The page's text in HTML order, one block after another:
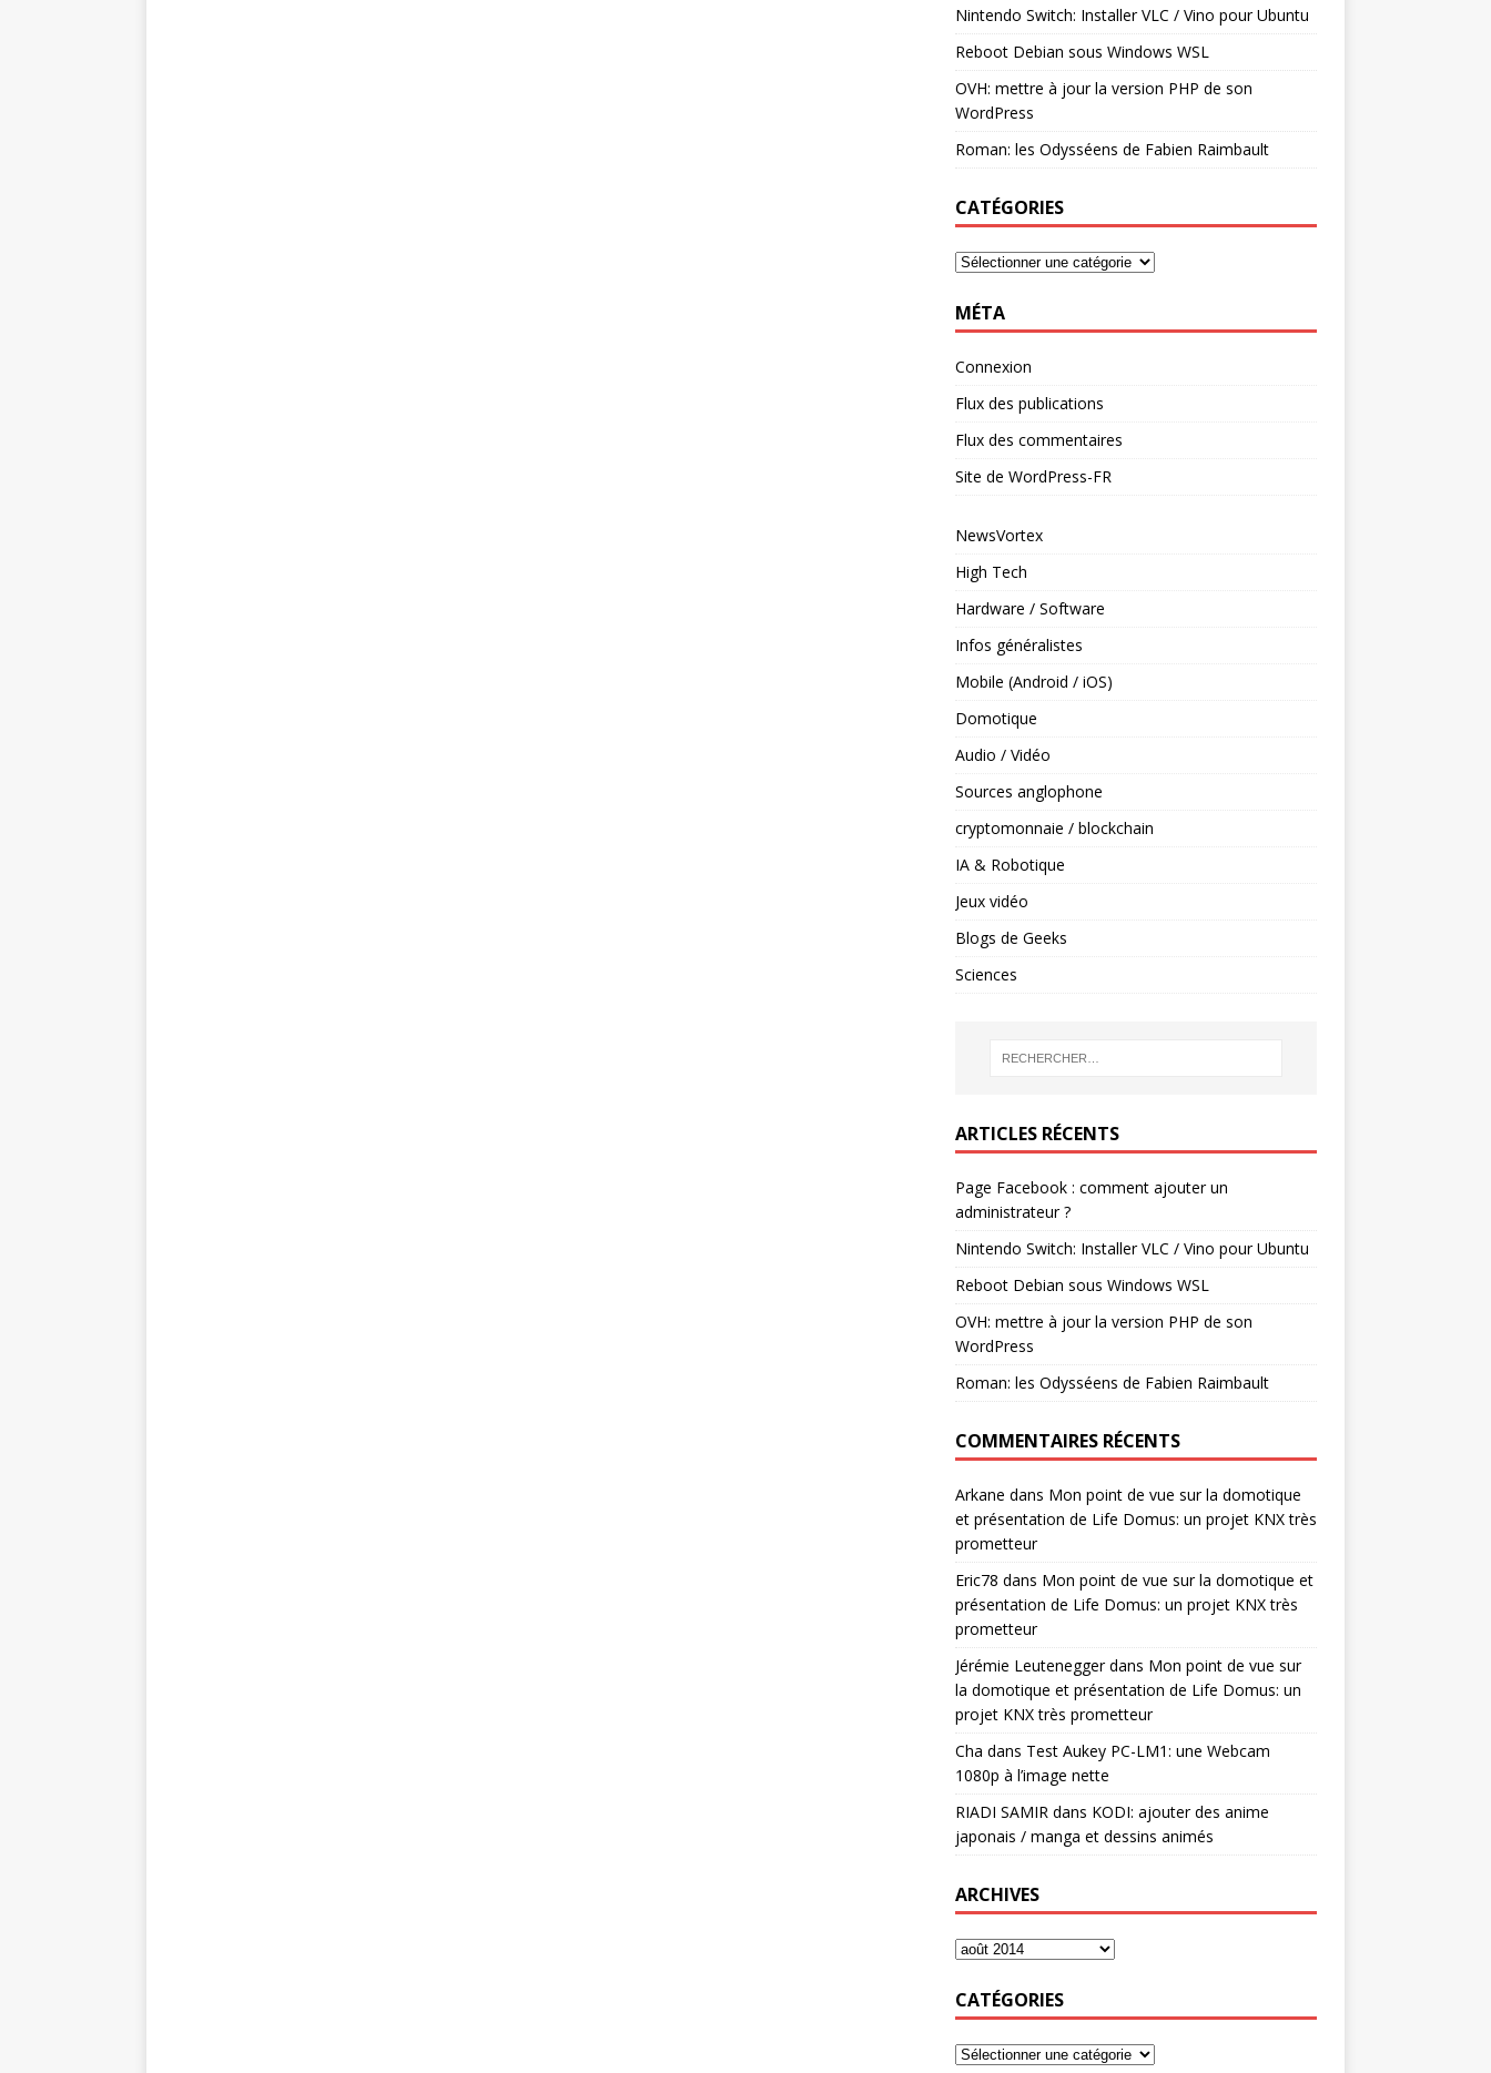
Nintendo Switch: Installer VLC / Vino pour Ubuntu
Reboot Debian sous Windows WSL
OVH: mettre à jour la version PHP de son
WordPress
Roman: les Odysséens de Fabien Raimbault
CATÉGORIES
MÉTA
Connexion
Flux des publications
Flux des commentaires
Site de WordPress-FR
NewsVortex
High Tech
Hardware / Software
Infos généralistes
Mobile (Android / iOS)
Domotique
Audio / Vidéo
Sources anglophone
cryptomonnaie / blockchain
IA & Robotique
Jeux vidéo
Blogs de Geeks
Sciences
ARTICLES RÉCENTS
Page Facebook : comment ajouter un
administrateur ?
Nintendo Switch: Installer VLC / Vino pour Ubuntu
Reboot Debian sous Windows WSL
OVH: mettre à jour la version PHP de son
WordPress
Roman: les Odysséens de Fabien Raimbault
COMMENTAIRES RÉCENTS
Arkane dans Mon point de vue sur la domotique
et présentation de Life Domus: un projet KNX très
prometteur
Eric78 dans Mon point de vue sur la domotique et
présentation de Life Domus: un projet KNX très
prometteur
Jérémie Leuteneggerdans Mon point de vue sur
la domotique et présentation de Life Domus: un
projet KNX très prometteur
Cha dans Test Aukey PC-LM1: une Webcam
1080p à l’image nette
RIADI SAMIRdans KODI: ajouter des anime
japonais / manga et dessins animés
ARCHIVES
CATÉGORIES